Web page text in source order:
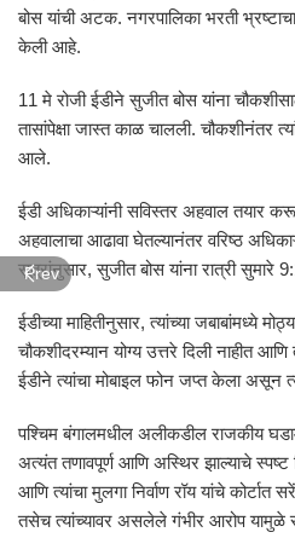
बोस यांची अटक. नगरपालिका भरती
केली आहे.
11 मे रोजी ईडीने सुजीत बोस यांना
तासांपेक्षा जास्त काळ चालली. चौकशीनंतर
आले.
ईडी अधिकाऱ्यांनी सविस्तर अहवाल तयार
अहवालाचा आढावा घेतल्यानंतर वरिष्ठ
सूत्रांनुसार, सुजीत बोस यांना रात्री
ईडीच्या माहितीनुसार, त्यांच्या जबाबांमध्ये
चौकशीदरम्यान योग्य उत्तरे दिली नाहीत
ईडीने त्यांचा मोबाइल फोन जप्त केला असून
पश्चिम बंगालमधील अलीकडील राजकीय
अत्यंत तणावपूर्ण आणि अस्थिर झाल्याचे स्पष्ट
आणि त्यांचा मुलगा निर्वाण रॉय यांचे कोर्टात
तसेच त्यांच्यावर असलेले गंभीर आरोप यामुळे
Prev